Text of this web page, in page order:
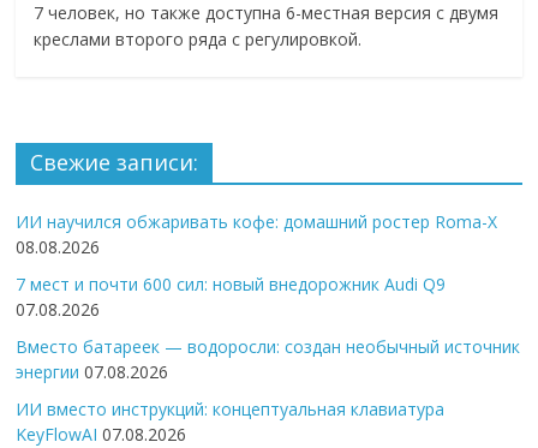
7 человек, но также доступна 6-местная версия с двумя
креслами второго ряда с регулировкой.
Свежие записи:
ИИ научился обжаривать кофе: домашний ростер Roma-X
08.08.2026
7 мест и почти 600 сил: новый внедорожник Audi Q9
07.08.2026
Вместо батареек — водоросли: создан необычный источник
энергии 07.08.2026
ИИ вместо инструкций: концептуальная клавиатура
KeyFlowAI 07.08.2026